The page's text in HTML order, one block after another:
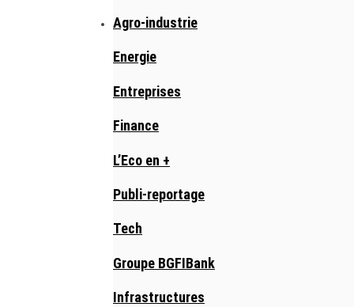
Agro-industrie
Energie
Entreprises
Finance
L’Eco en +
Publi-reportage
Tech
Groupe BGFIBank
Infrastructures